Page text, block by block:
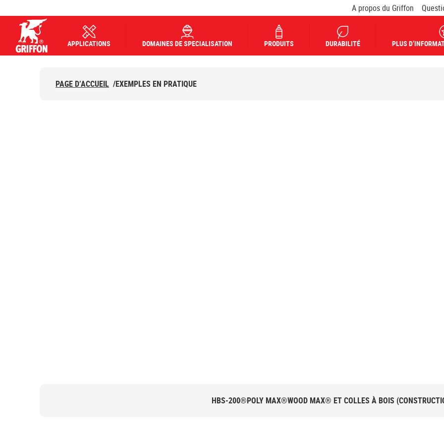
A propos du Griffon
APPLICATIONS DOMAINES DE SPECIALISATION PRODUITS DURABILITÉ PLUS
PAGE D’ACCUEIL /EXEMPLES EN PRATIQUE
HBS-200®POLY MAX®WOOD MAX® ET COLLES À BOIS